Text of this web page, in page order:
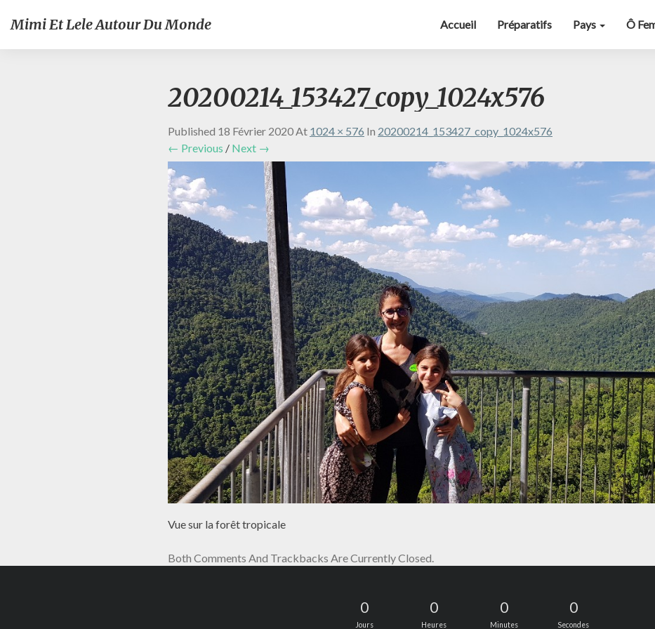
Mimi Et Lele Autour Du Monde Accueil Préparatifs Pays Ô
20200214_153427_copy_1024x576
Published 18 Février 2020At 1024 × 576 In 20200214_153427_copy_1024x576
← Previous / Next →
Vue sur la forêt tropicale
Both Comments And Trackbacks Are Currently Closed.
0
Jours
0
Heures
0
Minutes
0
Secondes